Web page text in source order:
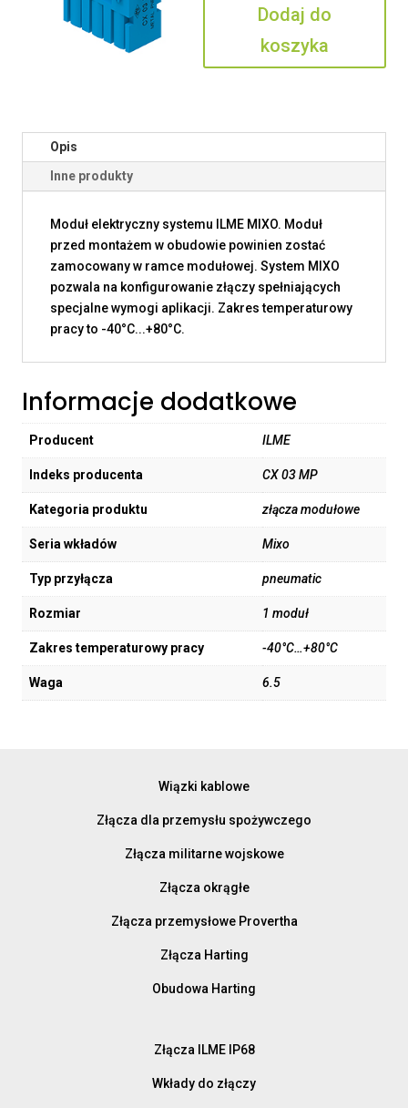
MP
Dodaj do
koszyka
Opis
Inne produkty
Moduł elektryczny systemu ILME MIXO. Moduł
przed montażem w obudowie powinien zostać
zamocowany w ramce modułowej. System MIXO
pozwala na konfigurowanie złączy spełniających
specjalne wymogi aplikacji. Zakres temperaturowy
pracy to -40°C...+80°C.
Informacje dodatkowe
Producent ILME
Indeks producenta CX 03 MP
Kategoria produktu złącza modułowe
Seria wkładów Mixo
Typ przyłącza pneumatic
Rozmiar 1 moduł
Zakres temperaturowy pracy -40°C…+80°C
Waga 6.5
Wiązki kablowe
Złącza dla przemysłu spożywczego
Złącza militarne wojskowe
Złącza okrągłe
Złącza przemysłowe Provertha
Złącza Harting
Obudowa Harting
Złącza ILME IP68
Wkłady do złączy